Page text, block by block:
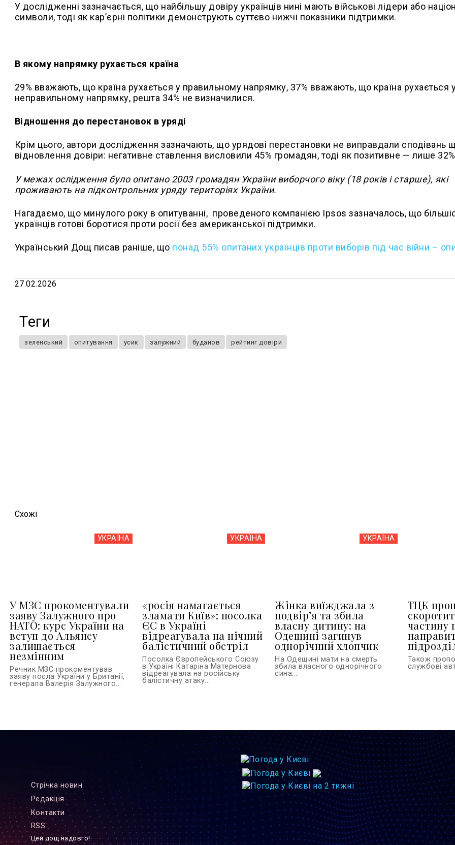
У дослідженні зазначається, що найбільшу довіру українців нині мають військові лідери або
символи, тоді як кар’єрні політики демонструють суттєво нижчі показники підтримки.
В якому напрямку рухається країна
29% вважають, що країна рухається у правильному напрямку, 37% вважають, що країна рухається
неправильному напрямку, решта 34% не визначилися.
Відношення до перестановок в уряді
Крім цього, автори дослідження зазначають, що урядові перестановки не виправдали сподівань
відновлення довіри: негативне ставлення висловили 45% громадян, тоді як позитивне — лише
У межах ослідження було опитано 2003 громадян України виборчого віку (18 років і старше), які
проживають на підконтрольних уряду територіях України.
Нагадаємо, що минулого року в опитуванні, проведеного компанією Ipsos зазначалось, що
українців готові боротися проти росії без американської підтримки.
Український Дощ писав раніше, що понад 55% опитаних українців проти виборів під час війни –
27.02.2026
Теги
зеленський опитування усик залужний буданов рейтинг довіри
Схожi
УКРАЇНА
У МЗС прокоментували
заяву Залужного про
НАТО: курс України на
вступ до Альянсу
залишається
незмінним
Речник МЗС прокоментував
заяву посла України у Британії,
генерала Валерія Залужного...
УКРАЇНА
«росія намагається
зламати Київ»: посолка
ЄС в Україні
відреагувала на нічний
балістичний обстріл
Посолка Європейського Союзу
в Україні Катаріна Матернова
відреагувала на російську
балістичну атаку...
УКРАЇНА
Жінка виїжджала з
подвір’я та збила
власну дитину: на
Одещині загинув
однорічний хлопчик
На Одещині мати на смерть
збила власного однорічного
сина...
ТЦК
частину
Також
службові
Стрiчка новин
Редакцiя
Контакти
RSS
Цей дощ надовго!